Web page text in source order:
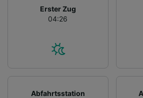
Erster Zug
04:26
Abfahrtsstation